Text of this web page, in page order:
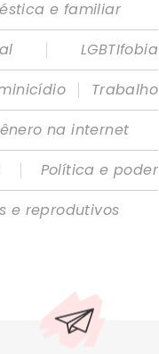
e familiar
|
LGBTIfobia
|
Trabalho
na internet
|
Política e poder
e reprodutivos